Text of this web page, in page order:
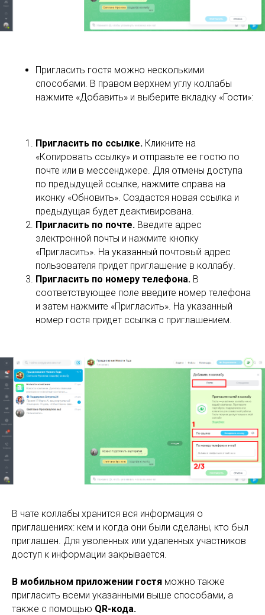
Пригласить гостя можно несколькими
способами. В правом верхнем углу коллабы
нажмите «Добавить» и выберите вкладку «Гости»:
Пригласить по ссылке. Кликните на
«Копировать ссылку» и отправьте ее гостю по
почте или в мессенджере. Для отмены доступа
по предыдущей ссылке, нажмите справа на
иконку «Обновить». Создастся новая ссылка и
предыдущая будет деактивирована.
Пригласить по почте. Введите адрес
электронной почты и нажмите кнопку
«Пригласить». На указанный почтовый адрес
пользователя придет приглашение в коллабу.
Пригласить по номеру телефона. В
соответствующее поле введите номер телефона
и затем нажмите «Пригласить». На указанный
номер гостя придет ссылка с приглашением.
В чате коллабы хранится вся информация о
приглашениях: кем и когда они были сделаны, кто был
приглашен. Для уволенных или удаленных участников
доступ к информации закрывается.
В мобильном приложении гостя можно также
пригласить всеми указанными выше способами, а
также с помощью QR-кода.